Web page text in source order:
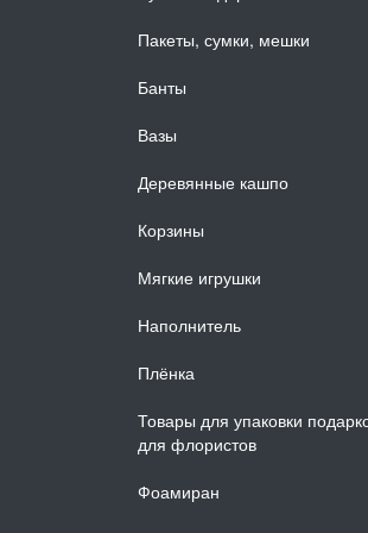
Пакеты, сумки, мешки
Банты
Вазы
Деревянные кашпо
Корзины
Мягкие игрушки
Наполнитель
Плёнка
Товары для упаковки
для флористов
Фоамиран